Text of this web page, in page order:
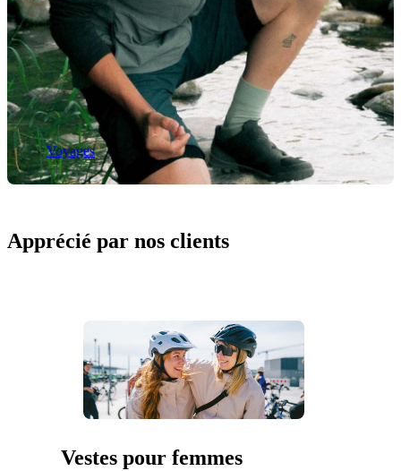
Voyages
Apprécié par nos clients
Vestes pour femmes